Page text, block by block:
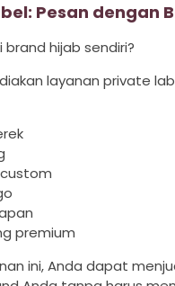
Pesan dengan
brand hijab sendiri?
layanan private
premium
ini, Anda dapat